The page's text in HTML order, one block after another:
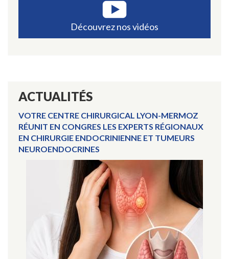
Découvrez nos vidéos
ACTUALITÉS
VOTRE CENTRE CHIRURGICAL LYON-MERMOZ
RÉUNIT EN CONGRES LES EXPERTS RÉGIONAUX
EN CHIRURGIE ENDOCRINIENNE ET TUMEURS
NEUROENDOCRINES